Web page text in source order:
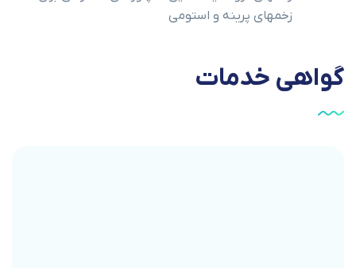
زخمهای پرینه و استومی
گواهیخدمات